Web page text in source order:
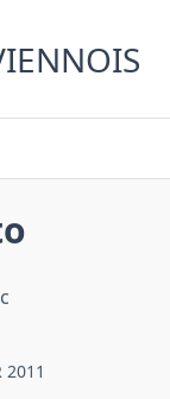
2011